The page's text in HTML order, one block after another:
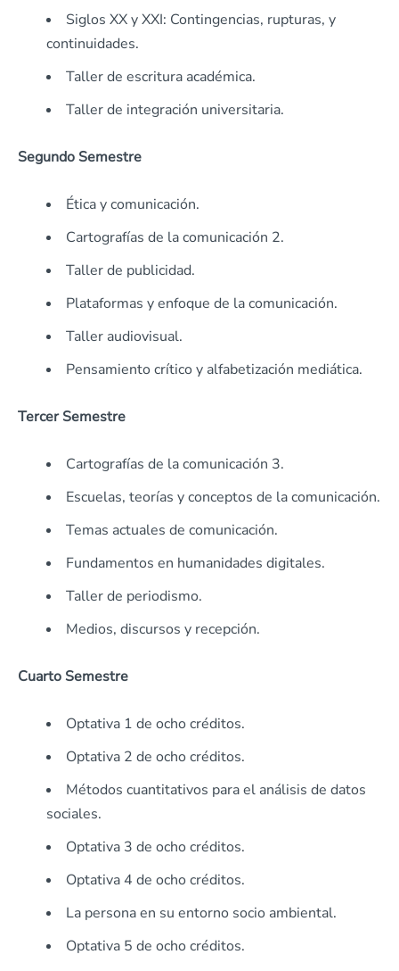
Siglos XX y XXI: Contingencias, rupturas, y
continuidades.
Taller de escritura académica.
Taller de integración universitaria.
Segundo Semestre
Ética y comunicación.
Cartografías de la comunicación 2.
Taller de publicidad.
Plataformas y enfoque de la comunicación.
Taller audiovisual.
Pensamiento crítico y alfabetización mediática.
Tercer Semestre
Cartografías de la comunicación 3.
Escuelas, teorías y conceptos de la comunicación.
Temas actuales de comunicación.
Fundamentos en humanidades digitales.
Taller de periodismo.
Medios, discursos y recepción.
Cuarto Semestre
Optativa 1 de ocho créditos.
Optativa 2 de ocho créditos.
Métodos cuantitativos para el análisis de datos
sociales.
Optativa 3 de ocho créditos.
Optativa 4 de ocho créditos.
La persona en su entorno socio ambiental.
Optativa 5 de ocho créditos.